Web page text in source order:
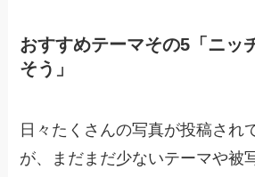
おすすめテーマその5「ニッ
そう」
日々たくさんの写真が投稿され
が、まだまだ少ないテーマや被